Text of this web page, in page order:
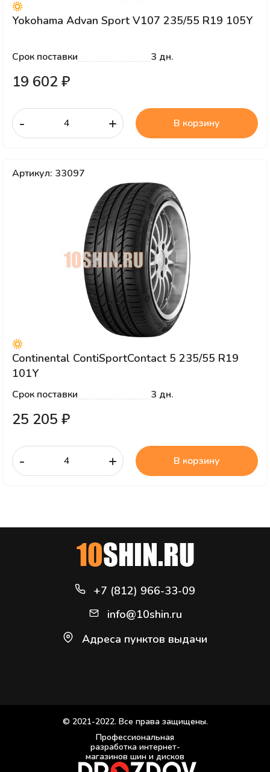
Yokohama Advan Sport V107 235/55 R19 105Y
Срок поставки 3 дн.
19 602 ₽
- + В корзину
Артикул: 33097
Continental ContiSportContact 5 235/55 R19
101Y
Срок поставки 3 дн.
25 205 ₽
- + В корзину
+7 (812) 966-33-09
info@10shin.ru
Адреса пунктов выдачи
© 2021-2022. Все права защищены.
Профессиональная
разработка интернет-
магазинов шин и дисков